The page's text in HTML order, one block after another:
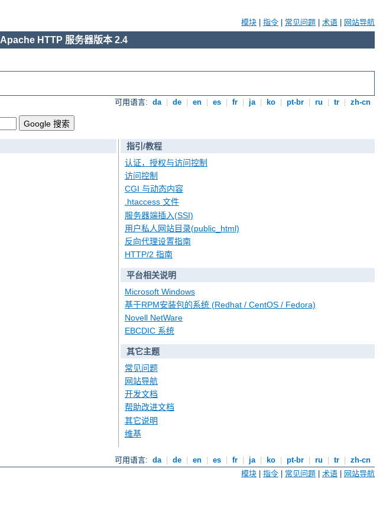
模块 指令 常见问题 术语 网站导航
Apache HTTP 服务器版本 2.4
可用语言: da de en es fr ja ko pt-br ru tr zh-cn
指引/教程
认证，授权与访问控制
访问控制
CGI 与动态内容
.htaccess 文件
服务器端插入(SSI)
用户私人网站目录(public_html)
反向代理设置指南
HTTP/2 指南
平台相关说明
Microsoft Windows
基于RPM安装包的系统 (Redhat / CentOS / Fedora)
Novell NetWare
EBCDIC 系统
其它主题
常见问题
网站导航
开发文档
帮助改进文档
其它说明
维基
可用语言: da de en es fr ja ko pt-br ru tr
zh-cn
模块 | 指令 | 常见问题 | 术语 | 网站导航